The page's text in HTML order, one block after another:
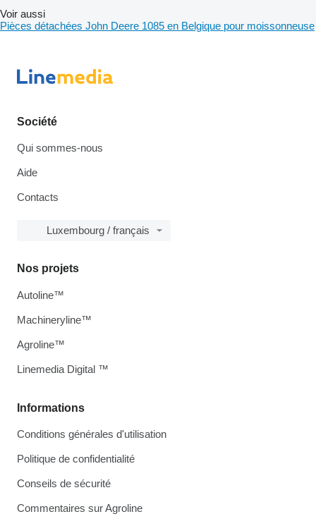
Voir aussi
Pièces détachées John Deere 1085 en Belgique pour moissonneuse
Société
Qui sommes-nous
Aide
Contacts
Luxembourg / français
Informations
Conditions générales d'utilisation
Politique de confidentialité
Conseils de sécurité
Commentaires sur Agroline
Nos projets
Autoline™
Machineryline™
Agroline™
Linemedia Digital ™